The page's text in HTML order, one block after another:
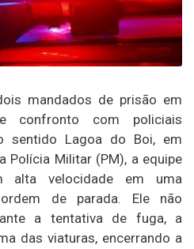
mandados de prisão em
confronto com policiais
sentido Lagoa do Boi, em
Polícia Militar (PM), a equipe
alta velocidade em uma
de parada. Ele não
a tentativa de fuga, a
das viaturas, encerrando a